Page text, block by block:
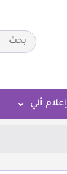
إعلام ألي